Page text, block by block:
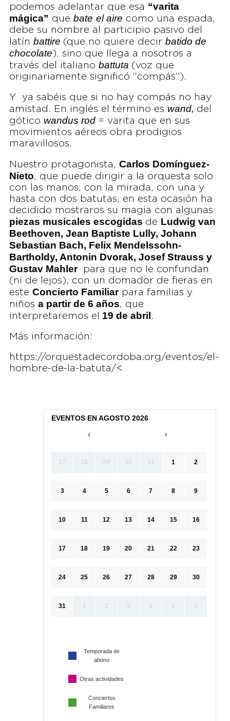
podemos adelantar que esa “varita
mágica” que bate el aire como una espada,
debe su nombre al participio pasivo del
latín battire (que no quiere decir batido de
chocolate ), sino que llega a nosotros a
través del italiano battuta (voz que
originariamente significó “compás”).
Y ya sabéis que si no hay compás no hay
amistad. En inglés el término es wand, del
gótico wandus rod = varita que en sus
movimientos aéreos obra prodigios
maravillosos.
Nuestro protagonista, Carlos Domínguez-
Nieto, que puede dirigir a la orquesta solo
con las manos, con la mirada, con una y
hasta con dos batutas, en esta ocasión ha
decidido mostraros su magia con algunas
piezas musicales escogidas de Ludwig van
Beethoven, Jean Baptiste Lully, Johann
Sebastian Bach, Felix Mendelssohn-
Bartholdy, Antonin Dvorak, Josef Strauss y
Gustav Mahler
para que no le confundan
(ni de lejos), con un domador de fieras en
este Concierto Familiarpara familias y
niños a partir de 6 años, que
interpretaremos el
19 de abril .
Más información:
https://orquestadecordoba.org/eventos/el-
hombre-de-la-batuta/<
EVENTOS EN AGOSTO 2026
27 28 29 30 31 1 2
3 4 5 6 7 8 9
10 11 12 13 14 15 16
17 18 19 20 21 22 23
24 25 26 27 28 29 30
31 1 2 3 4 5 6
Temporada de
abono
Otras actividades
Conciertos
Familiares